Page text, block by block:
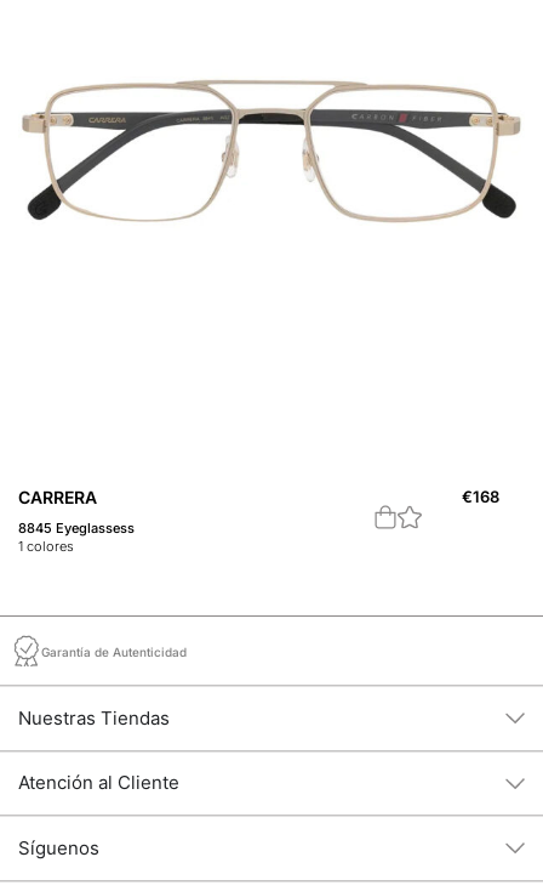
CARRERA
8845 Eyeglassess
1 colores
€168
Garantía de Autenticidad
Nuestras Tiendas
Atención al Cliente
Síguenos